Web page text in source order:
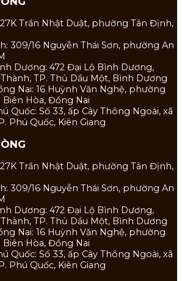
Trần Nhật Duật, phường Tân Định,
309/16 Nguyễn Thái Sơn, phường An
Dương: 472 Đại Lộ Bình Dương,
TP. Thủ Dầu Một, Bình Dương
Nai: 16 Huỳnh Văn Nghệ, phường
Biên Hòa, Đồng Nai
Quốc: Số 33, ấp Cây Thông Ngoài, xã
Phú Quốc, Kiên Giang
Trần Nhật Duật, phường Tân Định,
309/16 Nguyễn Thái Sơn, phường An
Dương: 472 Đại Lộ Bình Dương,
TP. Thủ Dầu Một, Bình Dương
Nai: 16 Huỳnh Văn Nghệ, phường
Biên Hòa, Đồng Nai
Quốc: Số 33, ấp Cây Thông Ngoài, xã
Phú Quốc, Kiên Giang